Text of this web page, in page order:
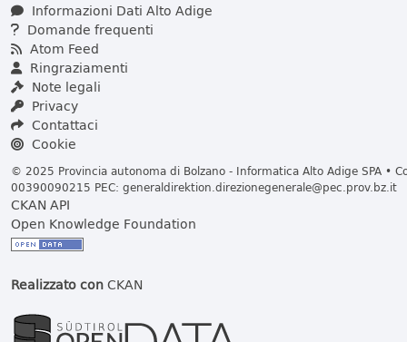
Informazioni Dati Alto Adige
Domande frequenti
Atom Feed
Ringraziamenti
Note legali
Privacy
Contattaci
Cookie
© 2025 Provincia autonoma di Bolzano - Informatica Alto Adige SPA •
00390090215 PEC: generaldirektion.direzionegenerale@pec.prov.bz.it
CKAN API
Open Knowledge Foundation
Realizzato conCKAN